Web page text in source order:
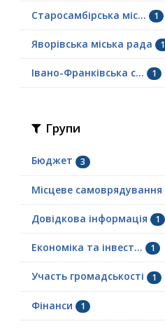
Старосамбірська міс... 1
Яворівська міська рада 1
Івано-Франківська с... 1
Групи
Бюджет 3
Місцеве самоврядування
Довідкова інформація 1
Економіка та інвест... 1
Участь громадськості 1
Фінанси 1